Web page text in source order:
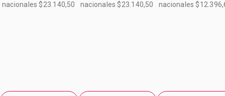
nacionales $23.140,50
nacionales $23.140,50
nacionales